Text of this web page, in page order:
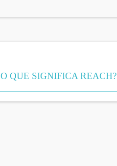
O QUE SIGNIFICA REACH?